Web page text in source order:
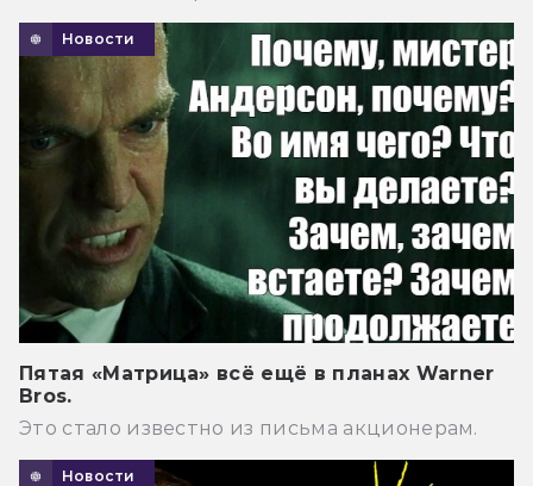
Новости
Пятая «Матрица» всё ещё в планах Warner
Bros.
Это стало известно из письма акционерам.
Новости